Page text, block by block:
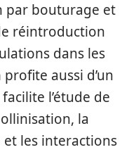
par bouturage et
réintroduction
dans les
aussi d’un
l’étude de
la
les interactions